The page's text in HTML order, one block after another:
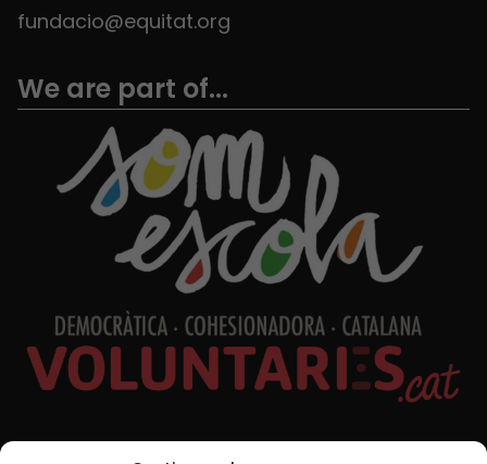
fundacio@equitat.org
We are part of...